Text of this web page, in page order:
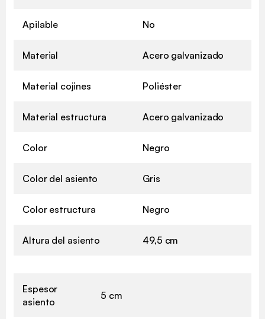
Apilable No
Material Acero galvanizado
Material cojines Poliéster
Material estructura Acero galvanizado
Color Negro
Color del asiento Gris
Color estructura Negro
Altura del asiento 49,5 cm
Espesor
asiento
5 cm